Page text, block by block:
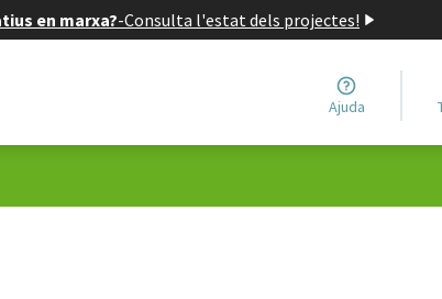
en marxa?-Consulta l'estat dels projectes!
Ajuda